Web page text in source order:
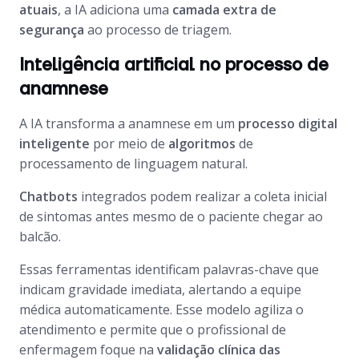
atuais, a IA adiciona uma camada extra de
segurança ao processo de triagem.
Inteligência artificial no processo de
anamnese
A IA transforma a anamnese em um processo digital
inteligente por meio de algoritmos de
processamento de linguagem natural.
Chatbots integrados podem realizar a coleta inicial
de sintomas antes mesmo de o paciente chegar ao
balcão.
Essas ferramentas identificam palavras-chave que
indicam gravidade imediata, alertando a equipe
médica automaticamente. Esse modelo agiliza o
atendimento e permite que o profissional de
enfermagem foque na validação clínica das